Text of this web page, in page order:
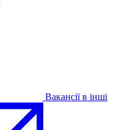
Вакансії в інші